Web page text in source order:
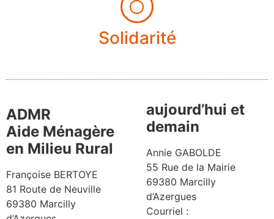
Solidarité
ADMR
Aide Ménagère
en Milieu Rural
Françoise BERTOYE
81 Route de Neuville
69380 Marcilly
aujourd’hui et
demain
Annie GABOLDE
55 Rue de la Mairie
69380 Marcilly
d’Azergues
Courriel :